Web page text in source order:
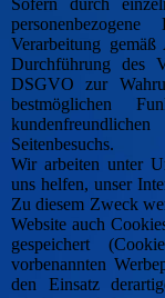
Sofern durch
Verarbeitung
Durchführung des
DSGVO zur
bestmöglichen
Seitenbesuchs.
Wir arbeiten unter
uns helfen, unser
Zu diesem Zweck
Website auch
gespeichert
vorbenannten
den Einsatz